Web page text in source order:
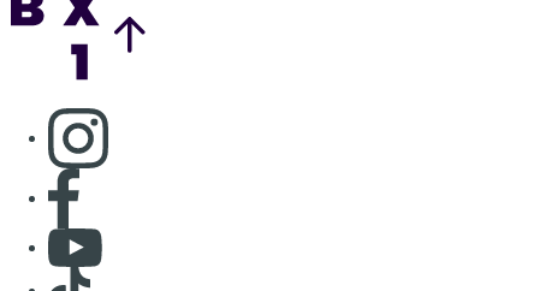
Consulter page Instagram
Consulter page Facebook
Consulter Youtube
Consulter TikTok